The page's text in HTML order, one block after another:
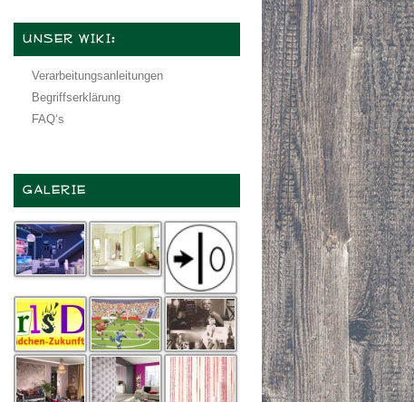
UNSER WIKI:
Verarbeitungsanleitungen
Begriffserklärung
FAQ‘s
GALERIE